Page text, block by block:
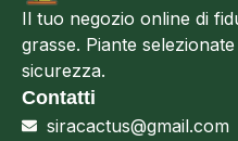
Il tuo negozio online di
grasse. Piante
sicurezza.
Contatti
siracactus@gmail.com